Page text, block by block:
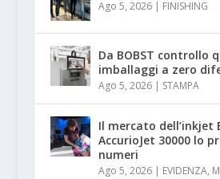
Ago 5, 2026| FINISHING
Da BOBST controllo
imballaggi a zero
Ago 5, 2026| STAMPA
Il mercato dell’inkjet
AccurioJet 30000 lo
numeri
Ago 5, 2026| EVIDENZA,